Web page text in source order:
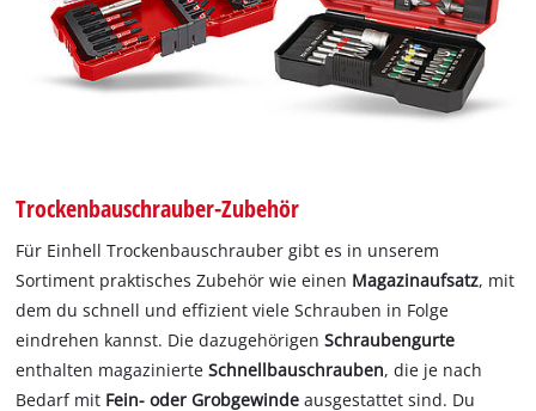
Trockenbauschrauber-Zubehör
Für Einhell Trockenbauschrauber gibt es in unserem
Sortiment praktisches Zubehör wie einen Magazinaufsatz, mit
dem du schnell und effizient viele Schrauben in Folge
eindrehen kannst. Die dazugehörigenSchraubengurte
enthalten magazinierteSchnellbauschrauben, die je nach
Bedarf mit Fein- oder Grobgewinde ausgestattet sind. Du